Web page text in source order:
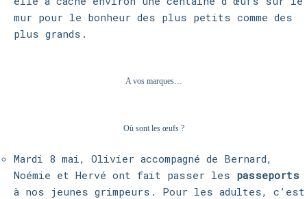
mur pour le bonheur des plus petits comme des
plus grands.
A vos marques…
Où sont les œufs ?
Mardi 8 mai, Olivier accompagné de Bernard,
Noémie et Hervé ont fait passer les passeports
à nos jeunes grimpeurs. Pour les adultes, c’est